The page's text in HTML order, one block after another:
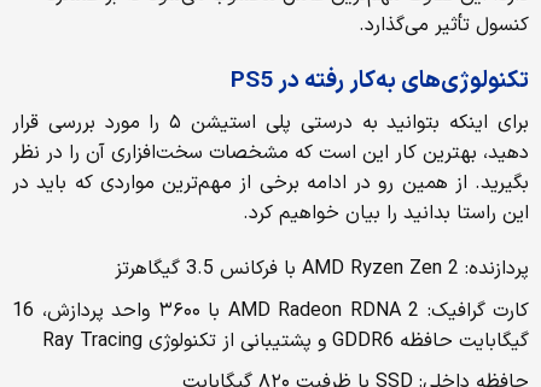
کنسول تأثیر می‌گذارد.
تکنولوژی‌های به‌کار رفته در PS5
برای اینکه بتوانید به درستی پلی استیشن ۵ را مورد بررسی قرار
دهید، بهترین کار این است که مشخصات سخت‌افزاری آن را در نظر
بگیرید. از همین رو در ادامه برخی از مهم‌ترین مواردی که باید در
این راستا بدانید را بیان خواهیم کرد.
پردازنده: AMD Ryzen Zen 2 با فرکانس 3.5 گیگاهرتز
کارت گرافیک: AMD Radeon RDNA 2 با ۳۶۰۰ واحد پردازش، 16
گیگابایت حافظه GDDR6 و پشتیبانی از تکنولوژی Ray Tracing